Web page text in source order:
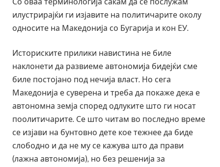
илустрирајќи ги изјавите на политичарите околу
односите на Македонија со Бугарија и кон ЕУ.
Историските прилики навистина не биле
наклонети да развиеме автономија бидејќи сме
биле постојано под нечија власт. Но сега
Македонија е суверена и треба да покаже дека е
автономна земја според одлуките што ги носат
поолитичарите. Се што читам во последно време
се изјави на бунтовно дете кое тежнее да биде
слободно и да не му се кажува што да прави
(лажна автономија), но без решенија за